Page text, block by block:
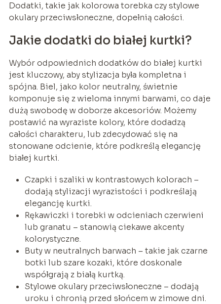
Dodatki, takie jak kolorowa torebka czy stylowe
okulary przeciwsłoneczne, dopełnią całości.
Jakie dodatki do białej kurtki?
Wybór odpowiednich dodatków do białej kurtki
jest kluczowy, aby stylizacja była kompletna i
spójna. Biel, jako kolor neutralny, świetnie
komponuje się z wieloma innymi barwami, co daje
dużą swobodę w doborze akcesoriów. Możemy
postawić na wyraziste kolory, które dodadzą
całości charakteru, lub zdecydować się na
stonowane odcienie, które podkreślą elegancję
białej kurtki.
Czapki i szaliki w kontrastowych kolorach –
dodają stylizacji wyrazistości i podkreślają
elegancję kurtki.
Rękawiczki i torebki w odcieniach czerwieni
lub granatu – stanowią ciekawe akcenty
kolorystyczne.
Buty w neutralnych barwach – takie jak czarne
botki lub szare kozaki, które doskonale
współgrają z białą kurtką.
Stylowe okulary przeciwsłoneczne – dodają
uroku i chronią przed słońcem w zimowe dni.